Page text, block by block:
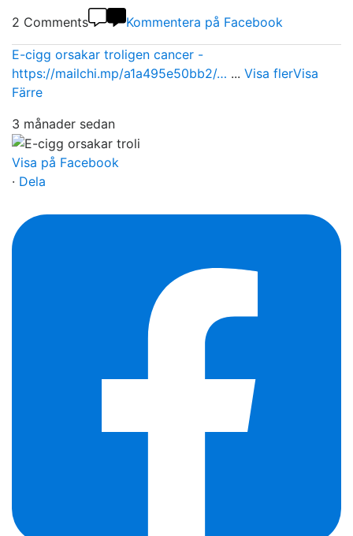
2 Comments Kommentera på Facebook
E-cigg orsakar troligen cancer -
https://mailchi.mp/a1a495e50bb2/… ... Visa flerVisa
Färre
3 månader sedan
Visa på Facebook
· Dela